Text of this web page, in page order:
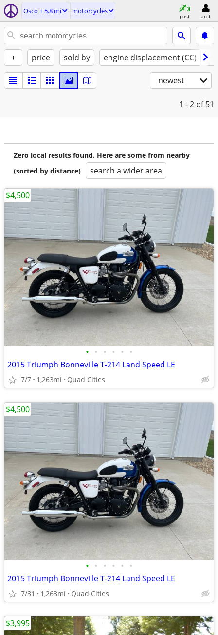
Osco ± 5.8 mi motorcycles
post acct
+ price sold by engine displacement (CC)
newest
1 - 2 of 51
Zero local results found. Here are some from nearby
(sorted by distance)
search a wider area
• • • • • •
2015 Triumph Bonneville T-214 Land Speed LE
7/7 1,263mi Quad Cities
$4,500
• • • • • •
2015 Triumph Bonneville T-214 Land Speed LE
7/31 1,263mi Quad Cities
$4,500
$3,995